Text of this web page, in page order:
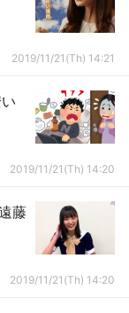
2019/11/21(Th) 14:21
2019/11/21(Th) 14:20
藤
2019/11/21(Th) 14:20